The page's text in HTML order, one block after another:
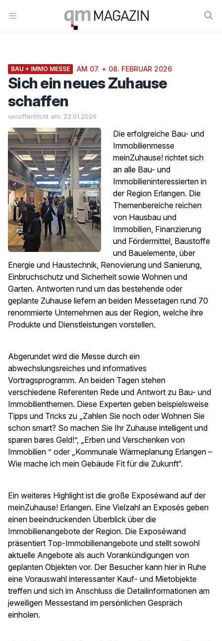
Open menu
Workflow
BAU + IMMO MESSE AM 07. + 08. FEBRUAR 2026
Sich ein neues Zuhause
schaffen
veröffentlicht am: 22.01.2026
Die erfolgreiche Bau- und
Immobilienmesse
meinZuhause! richtet sich
an alle Bau- und
Immobilieninteressierten in
der Region Erlangen. Die
Themenbereiche reichen
von Hausbau und
Immobilien, Finanzierung
und Fördermittel, Baustoffe
und Bauelemente, über
Energie und Haustechnik, Renovierung und Sanierung,
Einbruchschutz und Sicherheit sowie Wohnen und
Garten. Antworten rund um das bestehende oder
geplante Zuhause liefern an beiden Messetagen rund 70
renommierte Unternehmen aus der Region, welche ihre
Produkte und Dienstleistungen vorstellen.
Abgerundet wird die Messe durch ein
abwechslungsreiches und informatives
Vortragsprogramm. An beiden Tagen stehen
verschiedene Referenten Rede und Antwort zu Bau- und
Immobilienthemen. Diese Experten geben beispielsweise
Tipps und Tricks zu „Zahlen Sie noch oder Wohnen Sie
schon smart? So machen Sie Ihr Zuhause intelligent und
sparen bares Geld!”, „Erben und Verschenken von
Immobilien ” oder „Kommunale Wärmeplanung Erlangen –
Wie mache ich mein Gebäude Fit für die Zukunft“.
Ein weiteres Highlight ist die große Exposéwand auf der
meinZuhause! Erlangen. Eine Vielzahl an Exposés geben
einen beeindruckenden Überblick über die
Immobilienangebote der Region. Die Exposéwand
präsentiert Top-Immobilienangebote und stellt sowohl
aktuelle Angebote als auch Vorankündigungen von
geplanten Objekten vor. Der Besucher kann hier in Ruhe
eine Vorauswahl interessanter Kauf- und Mietobjekte
treffen und sich im Anschluss die Detailinformationen am
jeweiligen Messestand im persönlichen Gespräch
einholen.